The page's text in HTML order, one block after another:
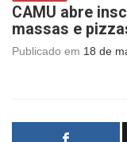
CAMU abre
massas e
Publicado em 18 de